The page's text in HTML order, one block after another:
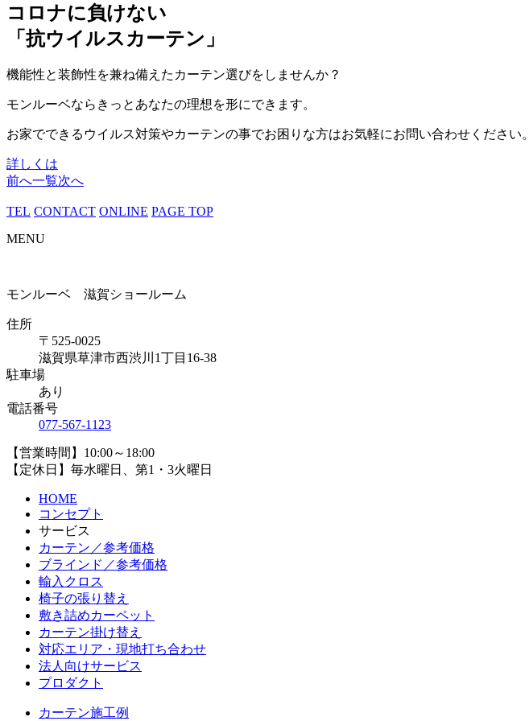
コロナに負けない
「抗ウイルスカーテン」
機能性と装飾性を兼ね備えたカーテン選びをしませんか？
モンルーベならきっとあなたの理想を形にできます。
お家でできるウイルス対策やカーテンの事でお困りな方はお気軽にお問い合わせください。
詳しくは
前へ一覧次へ
TEL CONTACT ONLINE PAGE TOP
MENU
モンルーベ 滋賀ショールーム
住所
〒525-0025
滋賀県草津市西渋川1丁目16-38
駐車場
あり
電話番号
077-567-1123
【営業時間】10:00～18:00
【定休日】毎水曜日、第1・3火曜日
HOME
コンセプト
サービス
カーテン／参考価格
ブラインド／参考価格
輸入クロス
椅子の張り替え
敷き詰めカーペット
カーテン掛け替え
対応エリア・現地打ち合わせ
法人向けサービス
プロダクト
カーテン施工例